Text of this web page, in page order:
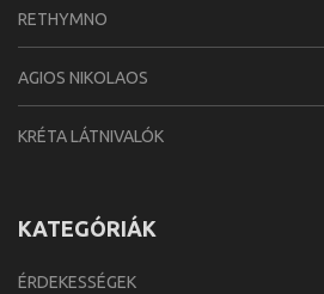
RETHYMNO
AGIOS NIKOLAOS
KRÉTA LÁTNIVALÓK
KATEGÓRIÁK
ÉRDEKESSÉGEK